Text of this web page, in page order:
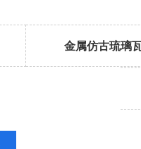
金属仿古琉璃